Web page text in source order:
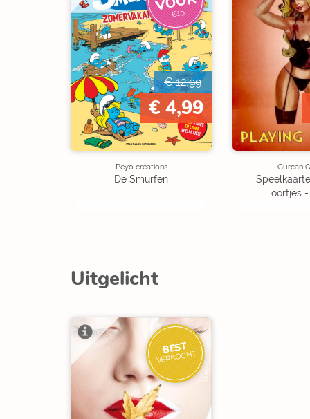
€10
€ 12,99
€ 4,99
Peyo creations
De Smurfen
Gurcan
oortjes -
Uitgelicht
BEST
VERKOCHT